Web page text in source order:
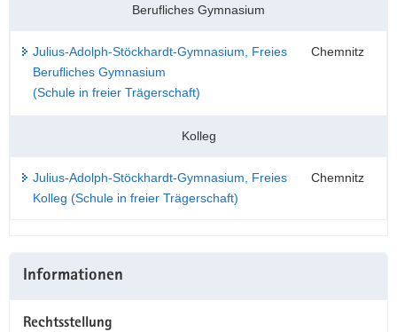
Berufliches Gymnasium
Julius-Adolph-Stöckhardt-Gymnasium, Freies
Berufliches Gymnasium
(Schule in freier Trägerschaft)
Chemnitz
Kolleg
Julius-Adolph-Stöckhardt-Gymnasium, Freies
Kolleg (Schule in freier Trägerschaft)
Chemnitz
Information
Informationen
Rechtsstellung